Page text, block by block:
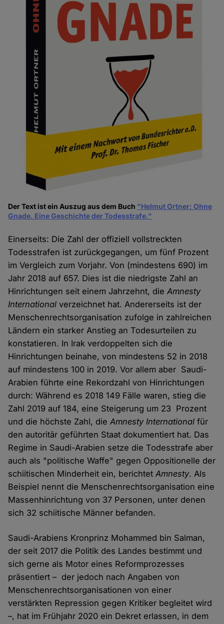
Der Text ist ein Auszug aus dem Buch "Helmut Ortner: Ohne
Gnade. Eine Geschichte der Todesstrafe."
Einerseits: Die Zahl der offiziell vollstreckten
Todesstrafen ist zurückgegangen, um fünf Prozent
im Vergleich zum Vorjahr. Von (mindestens 690) im
Jahr 2018 auf 657. Dies ist die niedrigste Zahl an
Hinrichtungen seit einem Jahrzehnt, dieAmnesty
Internationalverzeichnet hat. Andererseits ist der
Menschenrechtsorganisation zufolge in zahlreichen
Ländern ein starker Anstieg an Todesurteilen zu
konstatieren. In Irak verdoppelten sich die
Hinrichtungen beinahe, von mindestens 52 in 2018
auf mindestens 100 in 2019. Vor allem aber Saudi-
Arabien führte eine Rekordzahl von Hinrichtungen
durch: Während es 2018 149 Fälle waren, stieg die
Zahl 2019 auf 184, eine Steigerung um 23 Prozent
und die höchste Zahl, dieAmnesty International für
den autoritär geführten Staat dokumentiert hat. Das
Regime in Saudi-Arabien setze die Todesstrafe aber
auch als "politische Waffe" gegen Oppositionelle der
schiitischen Minderheit ein, berichtetAmnesty. Als
Beispiel nennt die Menschenrechtsorganisation eine
Massenhinrichtung von 37 Personen, unter denen
sich 32 schiitische Männer befanden.
Saudi-Arabiens Kronprinz Mohammed bin Salman,
der seit 2017 die Politik des Landes bestimmt und
sich gerne als Motor eines Reformprozesses
präsentiert – der jedoch nach Angaben von
Menschenrechtsorganisationen von einer
verstärkten Repression gegen Kritiker begleitet wird
–, hat im Frühjahr 2020 ein Dekret erlassen, in dem